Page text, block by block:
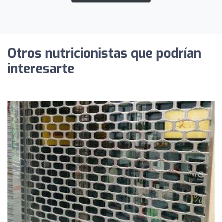
Otros nutricionistas que podrían
interesarte